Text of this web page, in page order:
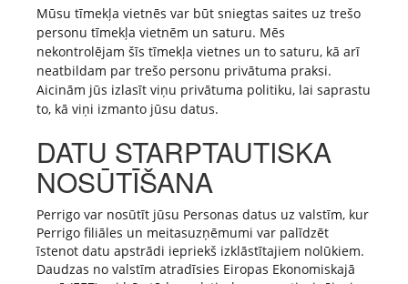
Mūsu tīmekļa vietnēs var būt sniegtas saites uz trešo
personu tīmekļa vietnēm un saturu. Mēs
nekontrolējam šīs tīmekļa vietnes un to saturu, kā arī
neatbildam par trešo personu privātuma praksi.
Aicinām jūs izlasīt viņu privātuma politiku, lai saprastu
to, kā viņi izmanto jūsu datus.
DATU STARPTAUTISKA
NOSŪTĪŠANA
Perrigo var nosūtīt jūsu Personas datus uz valstīm, kur
Perrigo filiāles un meitasuzņēmumi var palīdzēt
īstenot datu apstrādi iepriekš izklāstītajiem nolūkiem.
Daudzas no valstīm atradīsies Eiropas Ekonomiskajā